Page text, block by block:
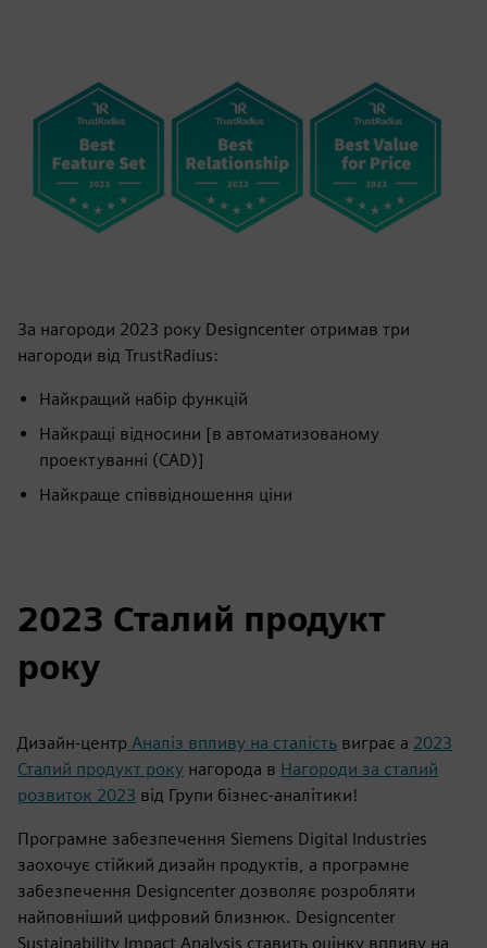
За нагороди 2023 року Designcenter отримав три
нагороди від TrustRadius:
Найкращий набір функцій
Найкращі відносини [в автоматизованому
проектуванні (CAD)]
Найкраще співвідношення ціни
2023 Сталий продукт
року
Дизайн-центр Аналіз впливу на сталість виграє a 2023
Сталий продукт року нагорода в Нагороди за сталий
розвиток 2023 від Групи бізнес-аналітики!
Програмне забезпечення Siemens Digital Industries
заохочує стійкий дизайн продуктів, а програмне
забезпечення Designcenter дозволяє розробляти
найповніший цифровий близнюк. Designcenter
Sustainability Impact Analysis ставить оцінку впливу на